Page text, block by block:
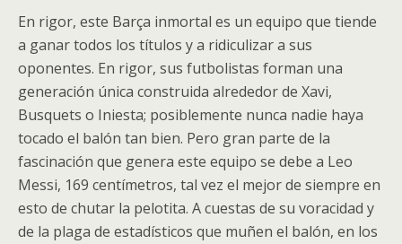
En rigor, este Barça inmortal es un equipo que tiende
a ganar todos los títulos y a ridiculizar a sus
oponentes. En rigor, sus futbolistas forman una
generación única construida alrededor de Xavi,
Busquets o Iniesta; posiblemente nunca nadie haya
tocado el balón tan bien. Pero gran parte de la
fascinación que genera este equipo se debe a Leo
Messi, 169 centímetros, tal vez el mejor de siempre en
esto de chutar la pelotita. A cuestas de su voracidad y
de la plaga de estadísticos que muñen el balón, en los